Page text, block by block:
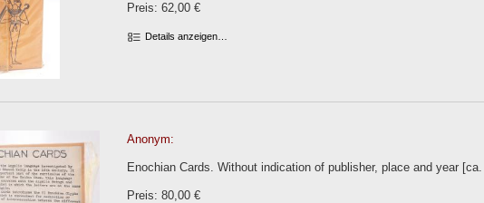
Preis: 62,00 €
Details anzeigen…
Anonym:
Enochian Cards. Without indication of publisher, place and year
Preis: 80,00 €